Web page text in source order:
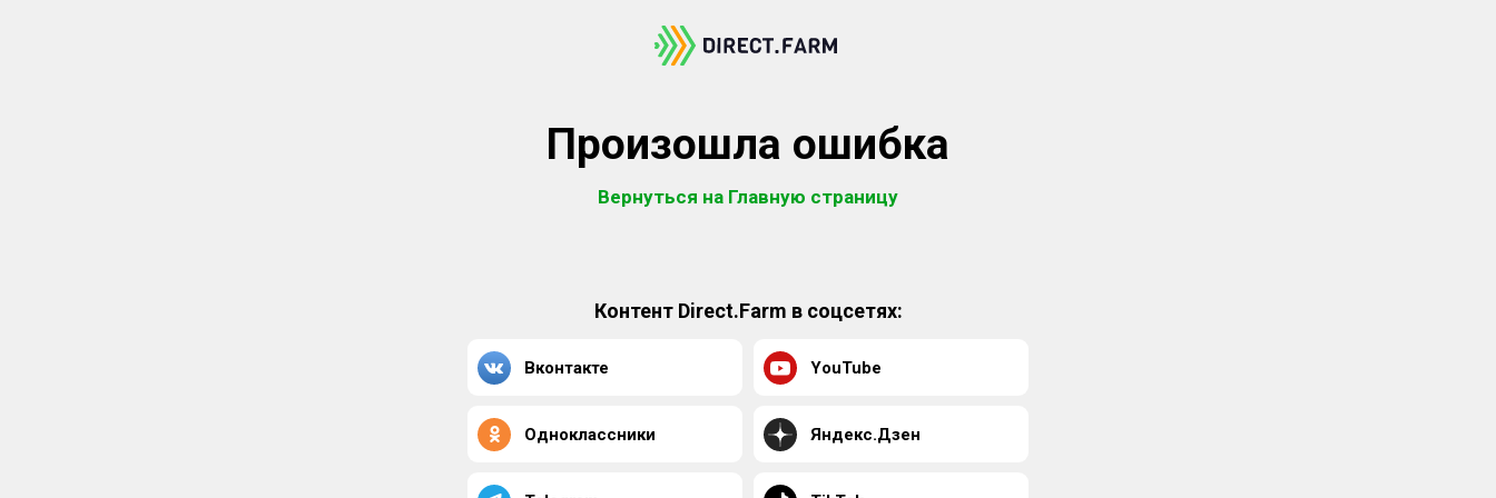
Произошла ошибка
Вернуться на Главную страницу
Контент Direct.Farm в соцсетях:
Вконтакте YouTube
Одноклассники Яндекс.Дзен